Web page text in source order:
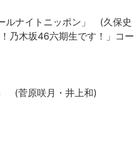
ナイトニッポン」 (久保史
乃木坂46六期生です！」コー
(菅原咲月・井上和)